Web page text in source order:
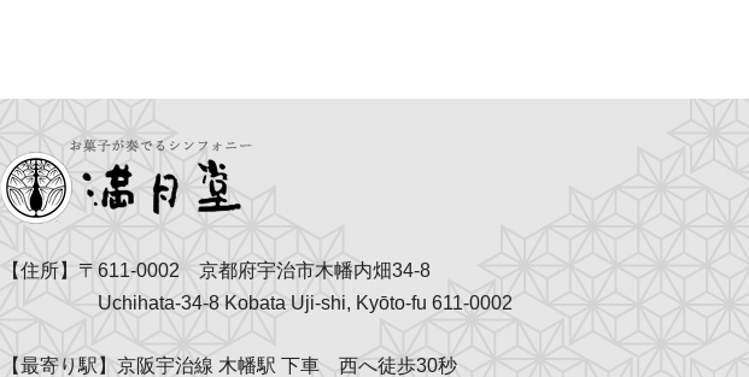
【住所】〒611-0002 京都府宇治市木幡内畑34-8
Uchihata-34-8 Kobata Uji-shi, Kyōto-fu 611-0002
【最寄り駅】京阪宇治線 木幡駅 下車 西へ徒歩30秒